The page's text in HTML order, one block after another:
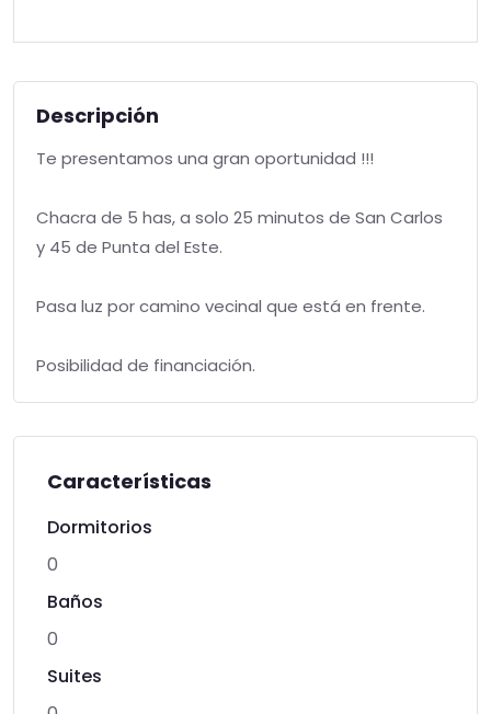
Descripción
Te presentamos una gran oportunidad !!!
Chacra de 5 has, a solo 25 minutos de San Carlos
y 45 de Punta del Este.
Pasa luz por camino vecinal que está en frente.
Posibilidad de financiación.
Características
Dormitorios
0
Baños
0
Suites